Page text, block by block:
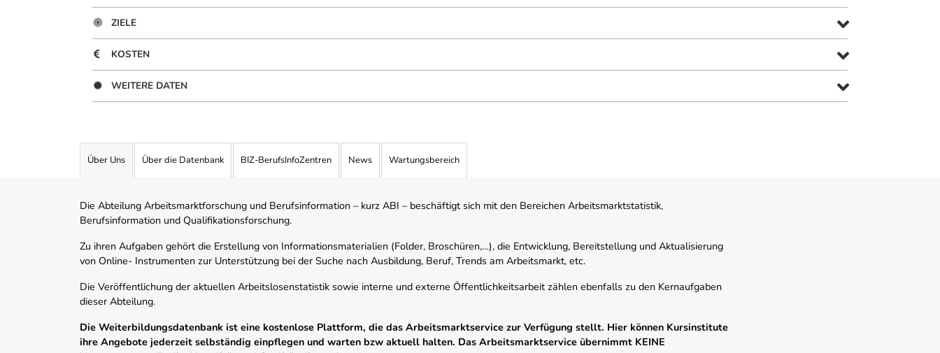
ZIELE
KOSTEN
WEITERE DATEN
Über Uns Über die Datenbank BIZ-BerufsInfoZentren News Wartungsbereich
Die Abteilung Arbeitsmarktforschung und Berufsinformation – kurz ABI – beschäftigt sich mit den Bereichen Arbeitsmarktstatistik,
Berufsinformation und Qualifikationsforschung.
Zu ihren Aufgaben gehört die Erstellung von Informationsmaterialien (Folder, Broschüren,…), die Entwicklung, Bereitstellung und Aktualisierung
von Online- Instrumenten zur Unterstützung bei der Suche nach Ausbildung, Beruf, Trends am Arbeitsmarkt, etc.
Die Veröffentlichung der aktuellen Arbeitslosenstatistik sowie interne und externe Öffentlichkeitsarbeit zählen ebenfalls zu den Kernaufgaben
dieser Abteilung.
Die Weiterbildungsdatenbank ist eine kostenlose Plattform, die das Arbeitsmarktservice zur Verfügung stellt. Hier können Kursinstitute
ihre Angebote jederzeit selbständig einpflegen und warten bzw aktuell halten. Das Arbeitsmarktservice übernimmt KEINE